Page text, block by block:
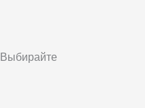
Выбирайте